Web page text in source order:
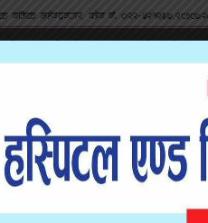
रहेकोमा प्रकाश नेगीले
टेकेन्द्रप्रसाद भट्टले पनि
ठेक्का लिएर गरेको काम
कारण ठेक्का उपलब्ध
गर्न लगाइने सूचना